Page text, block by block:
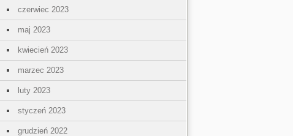
czerwiec 2023
maj 2023
kwiecień 2023
marzec 2023
luty 2023
styczeń 2023
grudzień 2022